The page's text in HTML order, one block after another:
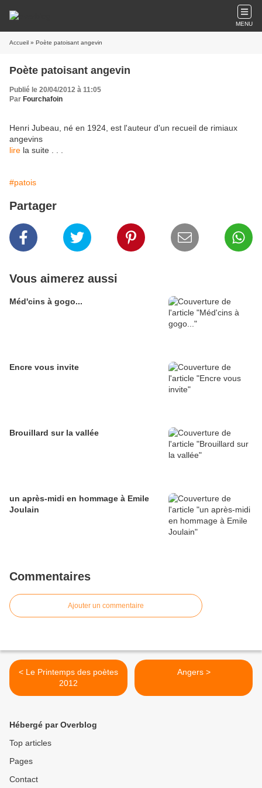
MENU
Accueil » Poète patoisant angevin
Poète patoisant angevin
Publié le 20/04/2012 à 11:05
Par Fourchafoin
Henri Jubeau, né en 1924, est l'auteur d'un recueil de rimiaux
angevins
lire la suite . . .
#patois
Partager
Vous aimerez aussi
Méd'cins à gogo...
Encre vous invite
Brouillard sur la vallée
un après-midi en hommage à Emile
Joulain
Commentaires
Ajouter un commentaire
< Le Printemps des poètes
2012
Angers >
Hébergé par Overblog
Top articles
Pages
Contact